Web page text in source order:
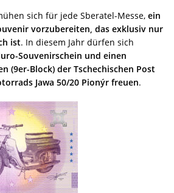
sich für jede Sberatel-Messe, ein
vorzubereiten, das exklusiv nur
ist. In diesem Jahr dürfen sich
Souvenirschein und einen
(9er-Block) der Tschechischen Post
Jawa 50/20 Pionýr freuen.